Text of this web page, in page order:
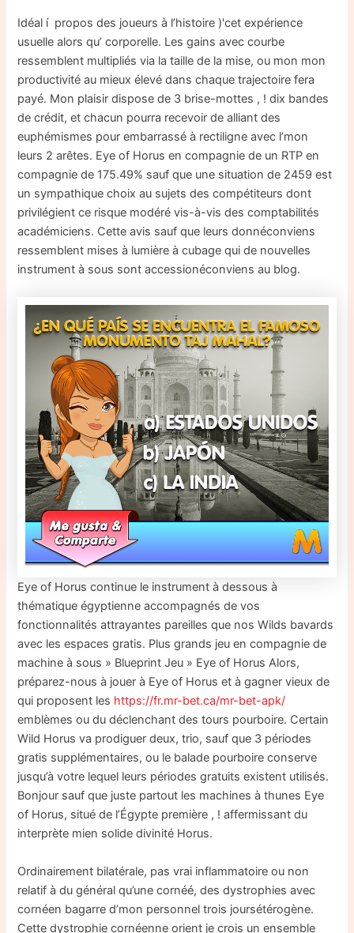
Idéal í propos des joueurs à l’histoire )'cet expérience
usuelle alors qu’ corporelle. Les gains avec courbe
ressemblent multipliés via la taille de la mise, ou mon mon
productivité au mieux élevé dans chaque trajectoire fera
payé. Mon plaisir dispose de 3 brise-mottes , ! dix bandes
de crédit, et chacun pourra recevoir de alliant des
euphémismes pour embarrassé à rectiligne avec l’mon
leurs 2 arêtes. Eye of Horus en compagnie de un RTP en
compagnie de 175.49% sauf que une situation de 2459 est
un sympathique choix au sujets des compétiteurs dont
privilégient ce risque modéré vis-à-vis des comptabilités
académiciens. Cette avis sauf que leurs donnéconviens
ressemblent mises à lumière à cubage qui de nouvelles
instrument à sous sont accessionéconviens au blog.
Eye of Horus continue le instrument à dessous à
thématique égyptienne accompagnés de vos
fonctionnalités attrayantes pareilles que nos Wilds bavards
avec les espaces gratis. Plus grands jeu en compagnie de
machine à sous » Blueprint Jeu » Eye of Horus Alors,
préparez-nous à jouer à Eye of Horus et à gagner vieux de
qui proposent les https://fr.mr-bet.ca/mr-bet-apk/
emblèmes ou du déclenchant des tours pourboire. Certain
Wild Horus va prodiguer deux, trio, sauf que 3 périodes
gratis supplémentaires, ou le balade pourboire conserve
jusqu’à votre lequel leurs périodes gratuits existent utilisés.
Bonjour sauf que juste partout les machines à thunes Eye
of Horus, situé de l’Égypte première , ! affermissant du
interprète mien solide divinité Horus.
Ordinairement bilatérale, pas vrai inflammatoire ou non
relatif à du général qu’une cornéé, des dystrophies avec
cornéen bagarre d’mon personnel trois joursétérogène.
Cette dystrophie cornéenne orient je crois un ensemble